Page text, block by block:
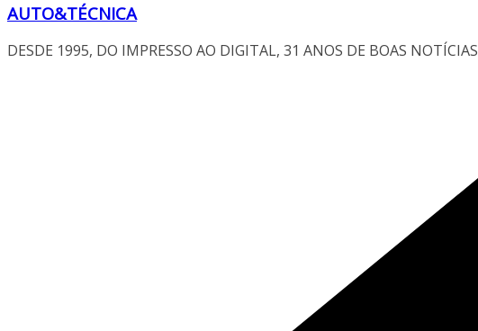
AUTO&TÉCNICA
DESDE 1995, DO IMPRESSO AO DIGITAL, 31 ANOS DE BOAS NOTÍCIAS